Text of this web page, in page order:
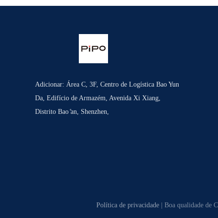
Adicionar: Área C, 3F, Centro de Logística Bao Yun
Da, Edifício de Armazém, Avenida Xi Xiang,
Distrito Bao ̊an, Shenzhen,
Política de privacidade| Boa qualidade de